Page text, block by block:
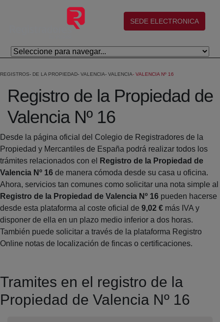
Salta al contingut principal
(abre en nueva ventana)
SEDE ELECTRONICA
REGISTROS DE LA PROPIEDAD VALENCIA VALENCIA VALENCIA Nº 16
Registro de la Propiedad de
Valencia Nº 16
Desde la página oficial del Colegio de Registradores de la
Propiedad y Mercantiles de España podrá realizar todos los
trámites relacionados con el
Registro de la Propiedad de
Valencia Nº 16 de manera cómoda desde su casa u oficina.
Ahora, servicios tan comunes como solicitar una nota simple al
Registro de la Propiedad de Valencia Nº 16 pueden hacerse
desde esta plataforma al coste oficial de 9,02 € más IVA y
disponer de ella en un plazo medio inferior a dos horas.
También puede solicitar a través de la plataforma Registro
Online notas de localización de fincas o certificaciones.
Tramites en el registro de la
Propiedad de Valencia Nº 16